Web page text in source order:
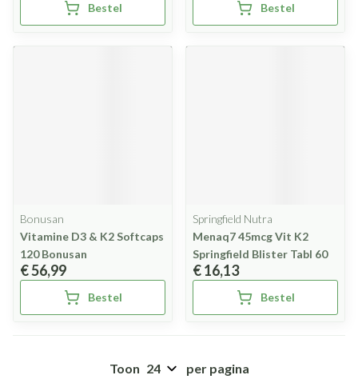
Bestel Bestel
Bonusan
Vitamine D3 & K2 Softcaps
120 Bonusan
€ 56,99
Bestel
Springfield Nutra
Menaq7 45mcg Vit K2
Springfield Blister Tabl 60
€ 16,13
Bestel
Toon per pagina